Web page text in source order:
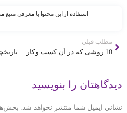
استفاده از این محتوا با معرفی
مطلب قبلی
10 روشی که در آن کسب وکارهای کوچک می توانند به طور موثر از هدایای تبلیغاتی استفاده کنند
دیدگاهتان را بنویسید
نشانی ایمیل شما منتشر نخواهد شد.